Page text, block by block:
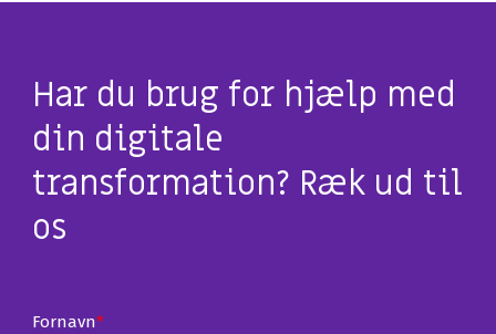
Har du brug for hjælp med
din digitale
transformation? Ræk ud til
os
Fornavn*